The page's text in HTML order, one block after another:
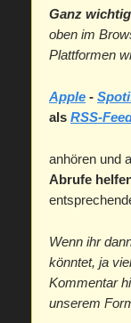
Ganz
oben im
Plattformen
Apple -
als RSS-
anhören und
Abrufe
Wenn ihr
könntet, ja
Kommentar
unserem